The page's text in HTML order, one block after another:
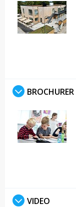
BROCHURER
VIDEO